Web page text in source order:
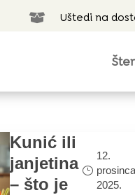
 Uštedi na
Kunić ili
janjetina
– što je
12.
prosinca
2025.